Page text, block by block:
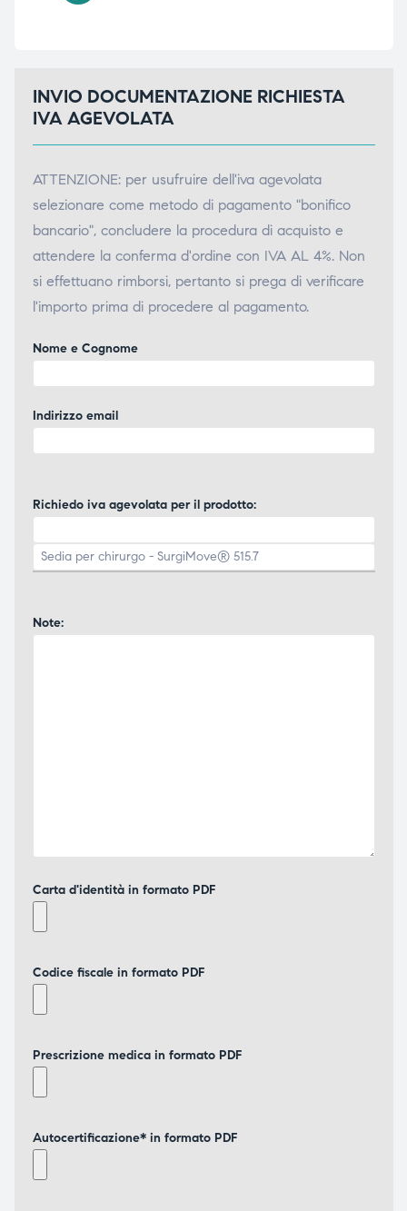
INVIO DOCUMENTAZIONE RICHIESTA
IVA AGEVOLATA
ATTENZIONE: per usufruire dell'iva agevolata
selezionare come metodo di pagamento "bonifico
bancario", concludere la procedura di acquisto e
attendere la conferma d'ordine con IVA AL 4%. Non
si effettuano rimborsi, pertanto si prega di verificare
l'importo prima di procedere al pagamento.
Nome e Cognome
Indirizzo email
Richiedo iva agevolata per il prodotto:
Note:
Carta d'identità in formato PDF
Codice fiscale in formato PDF
Prescrizione medica in formato PDF
Autocertificazione* in formato PDF